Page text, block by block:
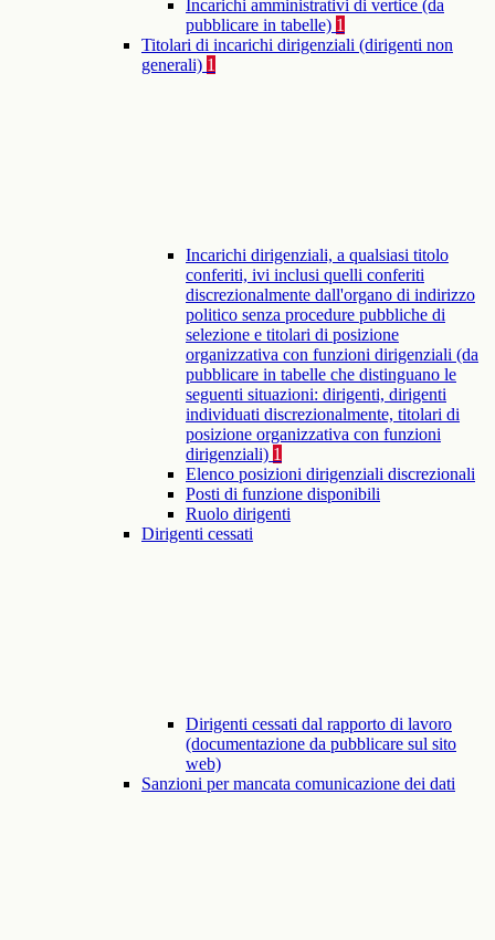
Incarichi amministrativi di vertice (da
pubblicare in tabelle) 1
Titolari di incarichi dirigenziali (dirigenti non
generali) 1
Incarichi dirigenziali, a qualsiasi titolo
conferiti, ivi inclusi quelli conferiti
discrezionalmente dall'organo di indirizzo
politico senza procedure pubbliche di
selezione e titolari di posizione
organizzativa con funzioni dirigenziali (da
pubblicare in tabelle che distinguano le
seguenti situazioni: dirigenti, dirigenti
individuati discrezionalmente, titolari di
posizione organizzativa con funzioni
dirigenziali) 1
Elenco posizioni dirigenziali discrezionali
Posti di funzione disponibili
Ruolo dirigenti
Dirigenti cessati
Dirigenti cessati dal rapporto di lavoro
(documentazione da pubblicare sul sito
web)
Sanzioni per mancata comunicazione dei dati